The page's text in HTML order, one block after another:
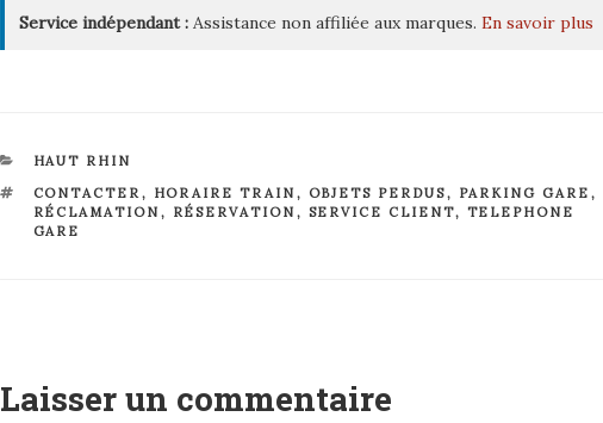
Service indépendant : Assistance non affiliée aux marques. En savoir plus
CATÉGORIES
HAUT RHIN
ÉTIQUETTES
CONTACTER, HORAIRE TRAIN , OBJETS PERDUS, PARKING GARE ,
RÉCLAMATION , RÉSERVATION , SERVICE CLIENT, TELEPHONE
GARE
Laisser un commentaire